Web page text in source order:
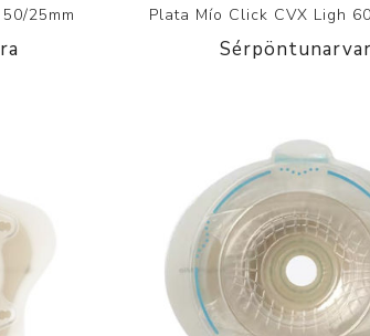
25mm Plata Mío Click CVX Ligh